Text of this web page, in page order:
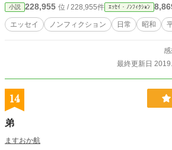
小説 228,955 位 / 228,955件 ｴｯｾｲ・ﾉﾝﾌｨｸｼｮﾝ
エッセイ ノンフィクション 日常 昭和
最終更新日
14
弟
ますおか航